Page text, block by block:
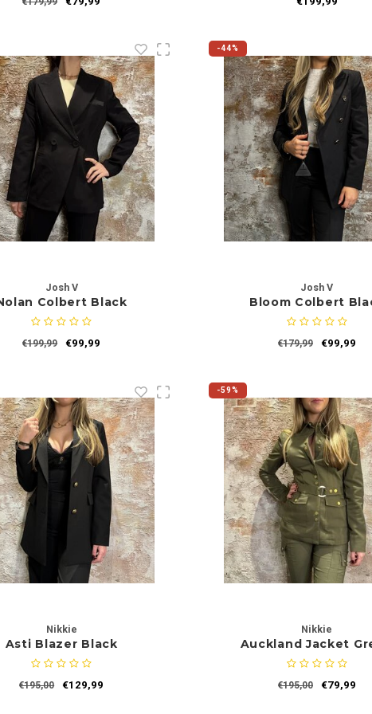
Josh V
Colbert Black
€199,99 €99,99
-44%
Josh V
Bloom Colbert
€179,99 €99,99
Nikkie
Asti Blazer Black
€195,00 €129,99
-59%
Nikkie
Auckland Jacket
€195,00 €79,99